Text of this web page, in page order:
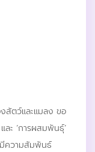
สัตว์และแมลง ขอ
ละ ‘การผสมพันธุ์’
ความสัมพันธ์